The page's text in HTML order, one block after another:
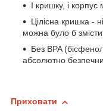
І кришку, і
Цілісна кришка -
можна було б
Без BPA
абсолютно
Приховати